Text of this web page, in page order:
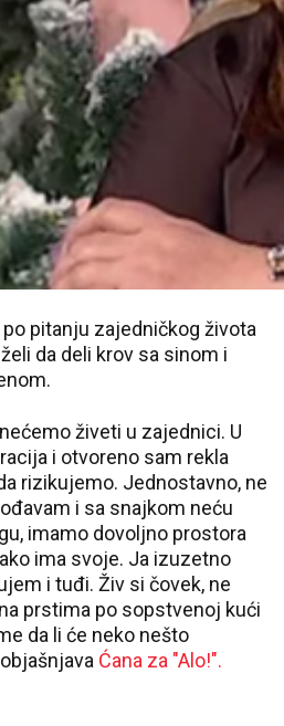
pitanju zajedničkog života
da deli krov sa sinom i
živeti u zajednici. U
i otvoreno sam rekla
rizikujemo. Jednostavno, ne
i sa snajkom neću
imamo dovoljno prostora
ima svoje. Ja izuzetno
i tuđi. Živ si čovek, ne
prstima po sopstvenoj kući
da li će neko nešto
Ćana za "Alo!".